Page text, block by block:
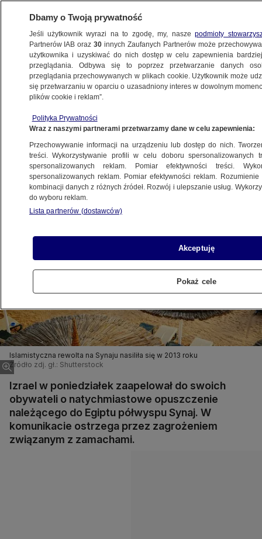
ŚWIAT
"Bardzo wysokie zagrożenie" zamachami
27.03.2017, 15:21
Udostępnij
Islamistyczna rewolta na Synaju nasiliła się w 2013 roku
Źródło zdj. gł.: Shutterstock
Izrael w poniedziałek zaapelował do swoich
obywateli o natychmiastowe opuszczenie
należącego do Egiptu półwyspu Synaj. W
komunikacie ostrzega przez zagrożeniem
związanym z zamachami.
Dbamy o Twoją prywatność
Jeśli użytkownik wyrazi na to zgodę, my, naszepodmioty
Partnerów IAB oraz30 innych Zaufanych Partnerów może
użytkownika i uzyskiwać do nich dostęp w celu zapewnienia
przeglądania. Odbywa się to poprzez przetwarzanie danych
przeglądania przechowywanych w plikach cookie. Użytkownik może
się przetwarzaniu w oparciu o uzasadniony interes w dowolnym
plików cookie i reklam”.
Polityka Prywatności
Wraz z naszymi partnerami przetwarzamy dane w celu zapewnienia:
Przechowywanie informacji na urządzeniu lub dostęp do nich.
treści. Wykorzystywanie profili w celu doboru spersonalizowanych
spersonalizowanych reklam. Pomiar efektywności treści.
spersonalizowanych reklam. Pomiar efektywności reklam.
kombinacji danych z różnych źródeł. Rozwój i ulepszanie usług.
do wyboru reklam.
Lista partnerów (dostawców)
Akceptuję
Pokaż cele